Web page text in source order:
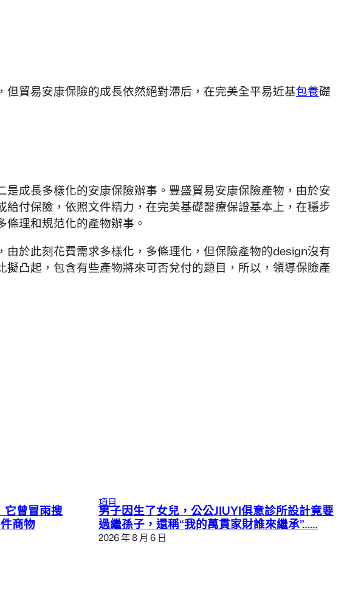
但貿易安康保險的成長依然絕對滯后，在完美全平易近基包養礎
成長多樣化的安康保險辦事。豐盛貿易安康保險產物，由於安
付保險，依照文件精力，在完美基礎醫療保證基本上，在穩步
理和規范化的產物辦事。
由於此刻花費需求多樣化，多條理化，但保險產物的design沒有
凸起，包含有些產物將來可否兌付的題目，所以，領導保險產
它曾冒雨搜
商物
項目
男子因生了女兒，公公JIUYI俱意診所設計竟要
過繼孫子，還稱“我的萬貫家財誰來繼承”……
2026 年 8 月 6 日